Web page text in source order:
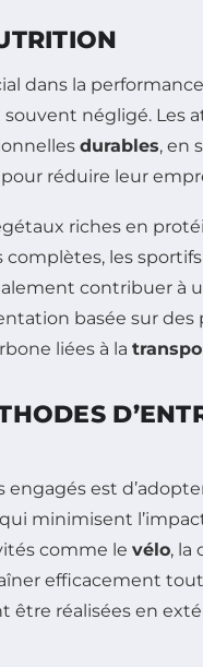
dans la
souvent négligé. Les
durables, en
réduire leur
riches en
complètes, les
contribuer à
basée sur des
liées à la
engagés est
minimisent
comme le vélo, la
efficacement
être réalisées en